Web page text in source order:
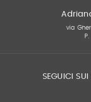
via
SEGUICI SUI